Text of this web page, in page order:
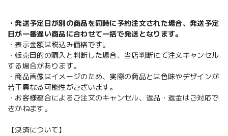
・発送予定日が別の商品を同時に予約注文された場合、発送予定
日が一番遅い商品に合わせて一括で発送となります。
・表示金額は税込み価格です。
・転売目的の購入と判断した場合、当店判断にて注文キャンセル
する場合があります。
・商品画像はイメージのため、実際の商品とは色味やデザインが
若干異なる可能性がございます。
・お客様都合によるご注文のキャンセル、返品・返金はご対応で
きかねます。
【決済について】